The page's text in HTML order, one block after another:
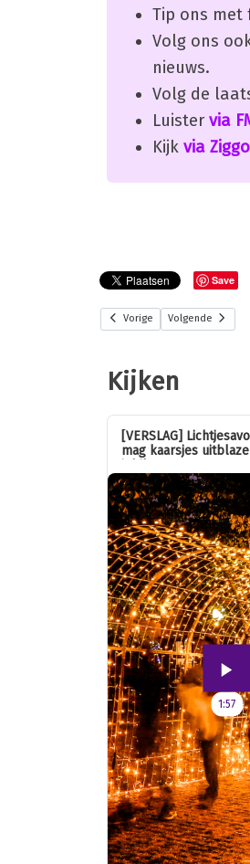
Tip ons met
Volg ons
nieuws.
Volg de
Luister via
Kijk via
Save
Vorige Volgende
Kijken
[VERSLAG]
mag kaarsjes
1:57